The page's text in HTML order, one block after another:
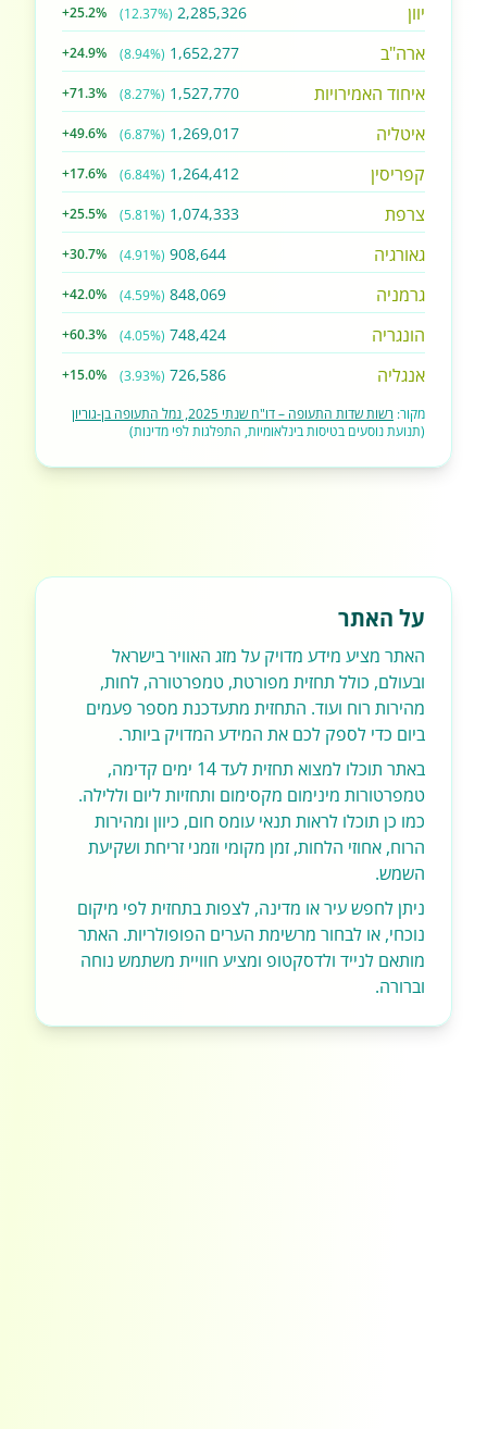
יוון 2,285,326
(12.37%)
+25.2%
ארה"ב 1,652,277
(8.94%)
+24.9%
איחוד האמירויות 1,527,770
(8.27%)
+71.3%
איטליה 1,269,017
(6.87%)
+49.6%
קפריסין 1,264,412
(6.84%)
+17.6%
צרפת 1,074,333
(5.81%)
+25.5%
גאורגיה 908,644
(4.91%)
+30.7%
גרמניה 848,069
(4.59%)
+42.0%
הונגריה 748,424
(4.05%)
+60.3%
אנגליה 726,586
(3.93%)
+15.0%
מקור: רשות שדות התעופה – דו"ח שנתי 2025, נמל התעופה בן-גוריון
(תנועת נוסעים בטיסות בינלאומיות, התפלגות לפי מדינות)
על האתר
האתר מציע מידע מדויק על מזג האוויר בישראל
ובעולם, כולל תחזית מפורטת, טמפרטורה, לחות,
מהירות רוח ועוד. התחזית מתעדכנת מספר פעמים
ביום כדי לספק לכם את המידע המדויק ביותר.
באתר תוכלו למצוא תחזית לעד 14 ימים קדימה,
טמפרטורות מינימום מקסימום ותחזיות ליום וללילה.
כמו כן תוכלו לראות תנאי עומס חום, כיוון ומהירות
הרוח, אחוזי הלחות, זמן מקומי וזמני זריחת ושקיעת
השמש.
ניתן לחפש עיר או מדינה, לצפות בתחזית לפי מיקום
נוכחי, או לבחור מרשימת הערים הפופולריות. האתר
מותאם לנייד ולדסקטופ ומציע חוויית משתמש נוחה
וברורה.